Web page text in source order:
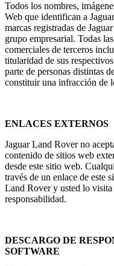
Todos los nombres,
Web que identifican a
marcas registradas de
grupo empresarial. Todas
comerciales de terceros
titularidad de sus
parte de personas distintas
constituir una infracción de
ENLACES EXTERNOS
Jaguar Land Rover no
contenido de sitios web
desde este sitio web.
través de un enlace de este
Land Rover y usted lo visita
responsabilidad.
DESCARGO DE
SOFTWARE